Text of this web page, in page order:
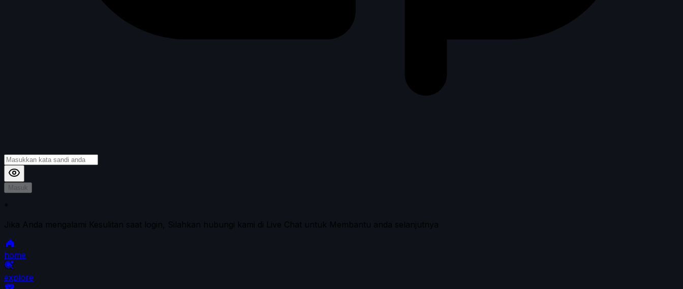
Masuk
*
Jika Anda mengalami Kesulitan saat login, Silahkan hubungi kami di Live Chat untuk Membantu anda selanjutnya
home
explore